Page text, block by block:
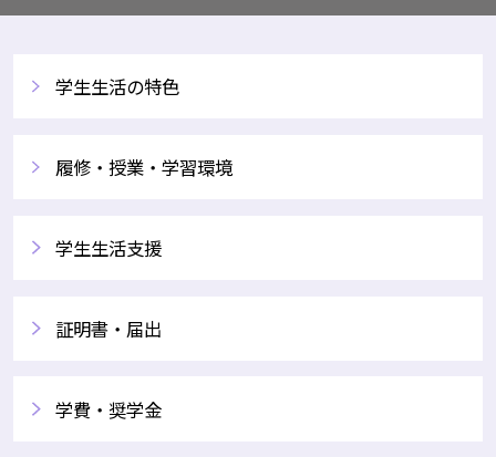
学生生活の特色
履修・授業・学習環境
学生生活支援
証明書・届出
学費・奨学金